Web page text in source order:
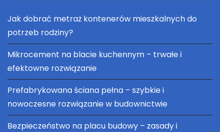
Jak dobrać metraż kontenerów mieszkalnych do
potrzeb rodziny?
Mikrocement na blacie kuchennym – trwałe i
efektowne rozwiązanie
Prefabrykowana ściana pełna – szybkie i
nowoczesne rozwiązanie w budownictwie
Bezpieczeństwo na placu budowy – zasady i